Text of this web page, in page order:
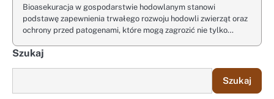
Bioasekuracja w gospodarstwie hodowlanym stanowi
podstawę zapewnienia trwałego rozwoju hodowli zwierząt oraz
ochrony przed patogenami, które mogą zagrozić nie tylko…
Szukaj
Szukaj